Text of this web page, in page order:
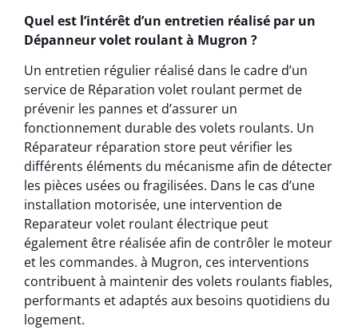
Quel est l’intérêt d’un entretien réalisé par un
Dépanneur volet roulant à Mugron ?
Un entretien régulier réalisé dans le cadre d’un
service de Réparation volet roulant permet de
prévenir les pannes et d’assurer un
fonctionnement durable des volets roulants. Un
Réparateur réparation store peut vérifier les
différents éléments du mécanisme afin de détecter
les pièces usées ou fragilisées. Dans le cas d’une
installation motorisée, une intervention de
Reparateur volet roulant électrique peut
également être réalisée afin de contrôler le moteur
et les commandes. à Mugron, ces interventions
contribuent à maintenir des volets roulants fiables,
performants et adaptés aux besoins quotidiens du
logement.